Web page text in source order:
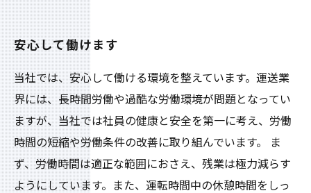
安心して働けます
当社では、安心して働ける環境を整えています。運送業
界には、長時間労働や過酷な労働環境が問題となってい
ますが、当社では社員の健康と安全を第一に考え、労働
時間の短縮や労働条件の改善に取り組んでいます。 ま
ず、労働時間は適正な範囲におさえ、残業は極力減らす
ようにしています。また、運転時間中の休憩時間をしっ